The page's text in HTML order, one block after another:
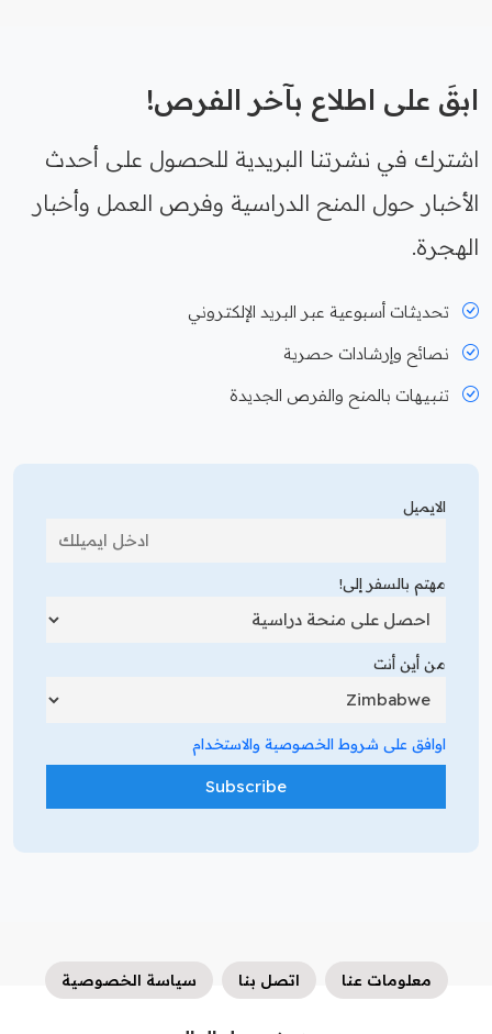
ابقَ على اطلاع بآخر الفرص!
اشترك في نشرتنا البريدية للحصول على أحدث
الأخبار حول المنح الدراسية وفرص العمل وأخبار
الهجرة.
تحديثات أسبوعية عبر البريد الإلكتروني
نصائح وإرشادات حصرية
تنبيهات بالمنح والفرص الجديدة
الايميل
مهتم بالسفر إلى!
من أين أنت
اوافق على شروط الخصوصية والاستخدام
معلومات عنا اتصل بنا سياسة الخصوصية